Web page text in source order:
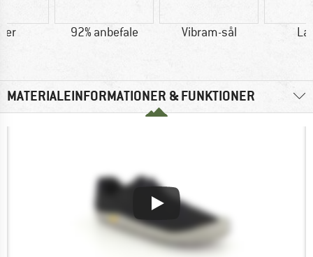
92% anbefale Vibram-sål
MATERIALEINFORMATIONER & FUNKTIONER